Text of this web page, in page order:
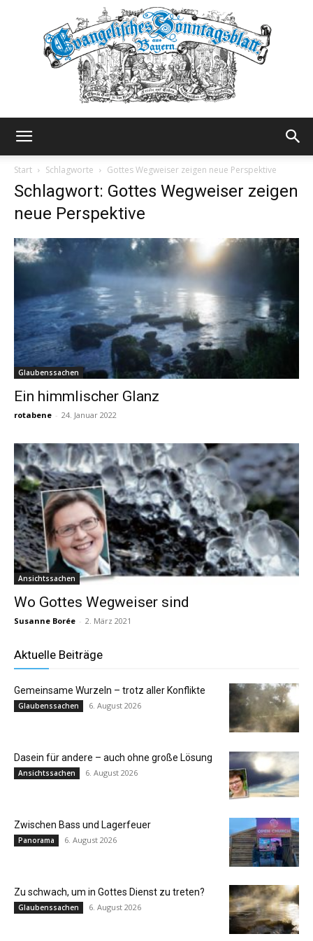
Start Schlagworte Gottes Wegweiser zeigen neue Perspektive
Schlagwort: Gottes Wegweiser zeigen
neue Perspektive
Glaubenssachen
Ein himmlischer Glanz
rotabene - 24. Januar 2022
Ansichtssachen
Wo Gottes Wegweiser sind
Susanne Borée - 2. März 2021
Aktuelle Beiträge
Gemeinsame Wurzeln – trotz aller Konflikte
Glaubenssachen 6. August 2026
Dasein für andere – auch ohne große Lösung
Ansichtssachen 6. August 2026
Zwischen Bass und Lagerfeuer
Panorama 6. August 2026
Zu schwach, um in Gottes Dienst zu treten?
Glaubenssachen 6. August 2026